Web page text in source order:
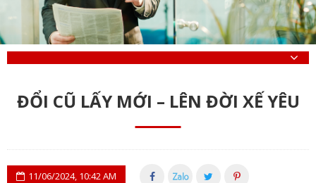
ĐỔI CŨ LẤY MỚI – LÊN ĐỜI XẾ YÊU
11/06/2024, 10:42 AM